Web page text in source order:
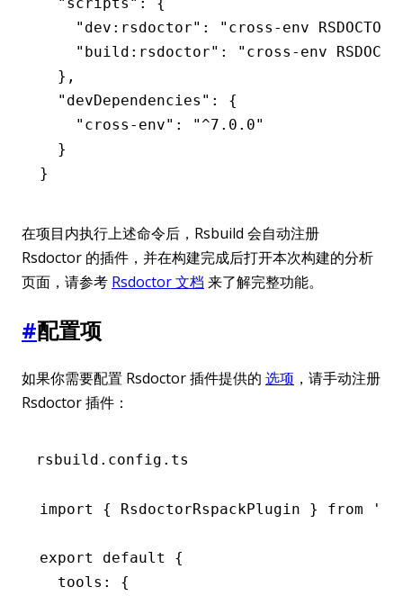
    "dev:rsdoctor"
:
"cross-env
    "build:rsdoctor"
:
"cross-env
  }
,
  "devDependencies"
:
{
    "cross-env"
:
"^7.0.0"
  }
}
在项目内执行上述命令后，Rsbuild 会自动注册
Rsdoctor 的插件，并在构建完成后打开本次构建的分析
页面，请参考 Rsdoctor 文档 来了解完整功能。
#配置项
如果你需要配置 Rsdoctor 插件提供的 选项 ，请手动注册
Rsdoctor 插件：
rsbuild.config.ts
import { RsdoctorRspackPlugin } from
export default
{
  tools
:
{